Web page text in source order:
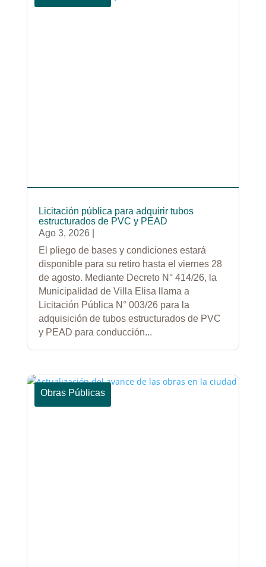
Licitación pública para adquirir tubos
estructurados de PVC y PEAD
Ago 3, 2026
El pliego de bases y condiciones estará
disponible para su retiro hasta el viernes 28
de agosto. Mediante Decreto N° 414/26, la
Municipalidad de Villa Elisa llama a
Licitación Pública N° 003/26 para la
adquisición de tubos estructurados de PVC
y PEAD para conducción...
Obras Públicas